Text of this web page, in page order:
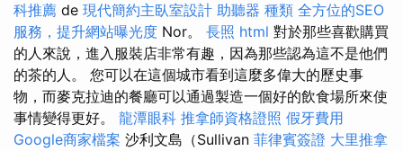
科推薦 de 現代簡約主臥室設計 助聽器 種類 全方位的SEO
服務，提升網站曝光度 Nor。 長照 html 對於那些喜歡購買
的人來說，進入服裝店非常有趣，因為那些認為這不是他們
的茶的人。 您可以在這個城市看到這麼多偉大的歷史事
物，而麥克拉迪的餐廳可以通過製造一個好的飲食場所來使
事情變得更好。 龍潭眼科 推拿師資格證照 假牙費用
Google商家檔案 沙利文島（Sullivan 菲律賓簽證 大里推拿